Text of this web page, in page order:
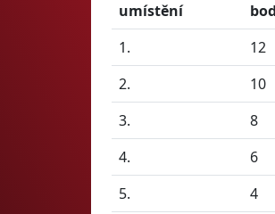
umístění
1.
12
2.
10
3.
8
4.
6
5.
4